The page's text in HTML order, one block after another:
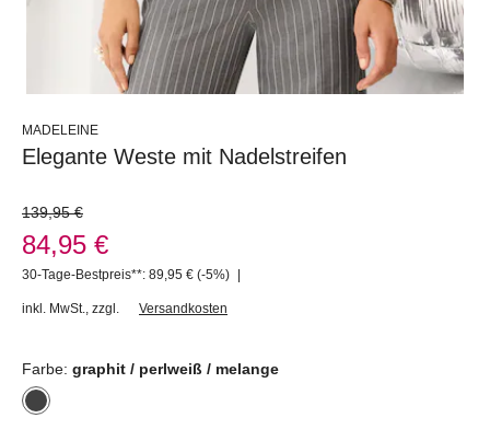
MADELEINE
Elegante Weste mit Nadelstreifen
139,95 €
84,95 €
30-Tage-Bestpreis**: 89,95 € (-5%) |
inkl. MwSt. zzgl. Versandkosten
Farbe: graphit / perlweiß / melange